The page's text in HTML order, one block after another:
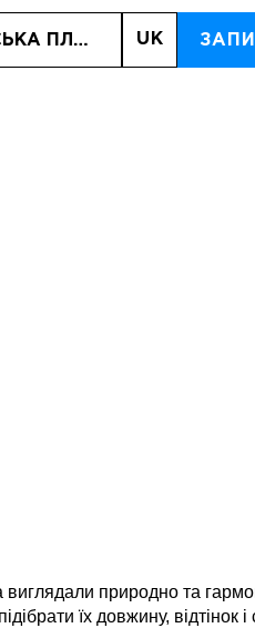
ПЛОЩА, 7UK
природно та
їх довжину, відтінок